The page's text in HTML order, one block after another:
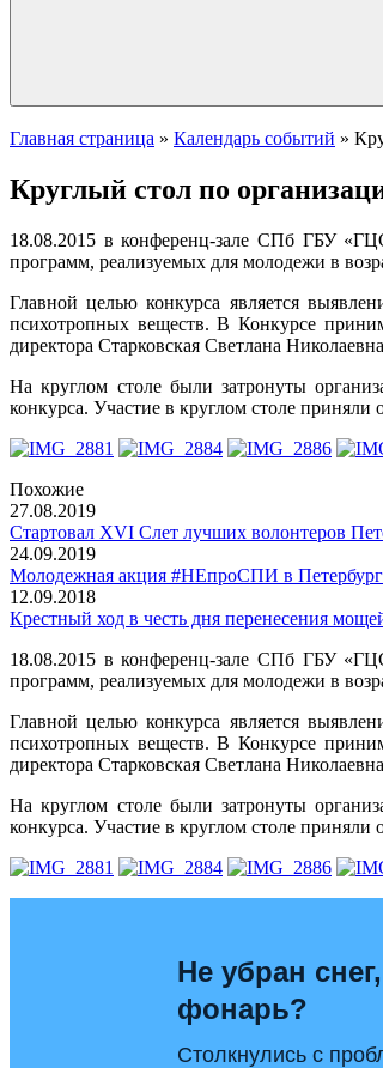
Главная страница » Календарь событий »
Круглый стол по
18.08.2015 в конференц-зале СПб ГБУ
программ, реализуемых для молодежи в
Главной целью конкурса является
психотропных веществ. В Конкурсе
директора Старковская Светлана
На круглом столе были затронуты
конкурса. Участие в круглом столе
Похожие
27.08.2019
Стартовал XVI Слет лучших волонтеров
24.09.2019
Молодежная акция #НЕпроСПИ в
12.09.2018
Крестный ход в честь дня перенесения
18.08.2015 в конференц-зале СПб ГБУ
программ, реализуемых для молодежи в
Главной целью конкурса является
психотропных веществ. В Конкурсе
директора Старковская Светлана
На круглом столе были затронуты
конкурса. Участие в круглом столе
Не убран
фонарь?
Столкнулись с